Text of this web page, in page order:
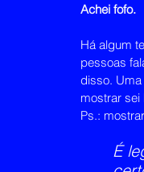
Achei fofo.
Há algum
pessoas
disso. Uma
mostrar
Ps.:
É